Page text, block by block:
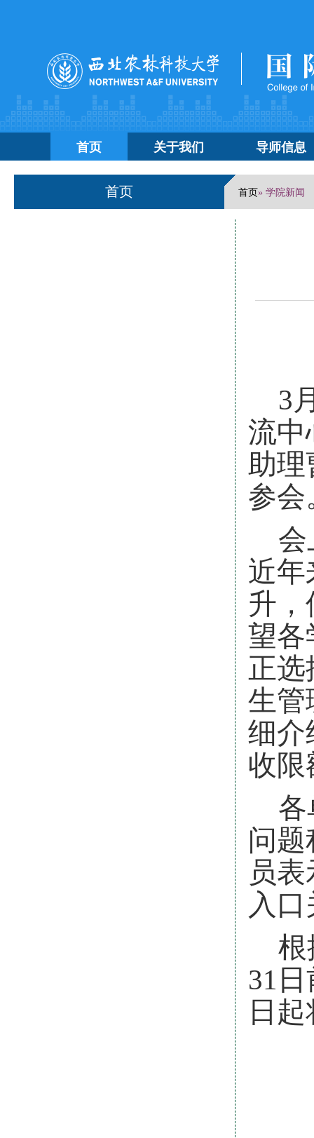
首页 关于我们 导师信息
首页 首页» 学院新闻
3
流中
助理
参会
会
近年
升，
望各
正选
生管
细介
收限
各
问
员
入
根
31
日